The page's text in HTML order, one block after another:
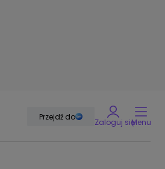
Przejdź do
Zaloguj sięMenu